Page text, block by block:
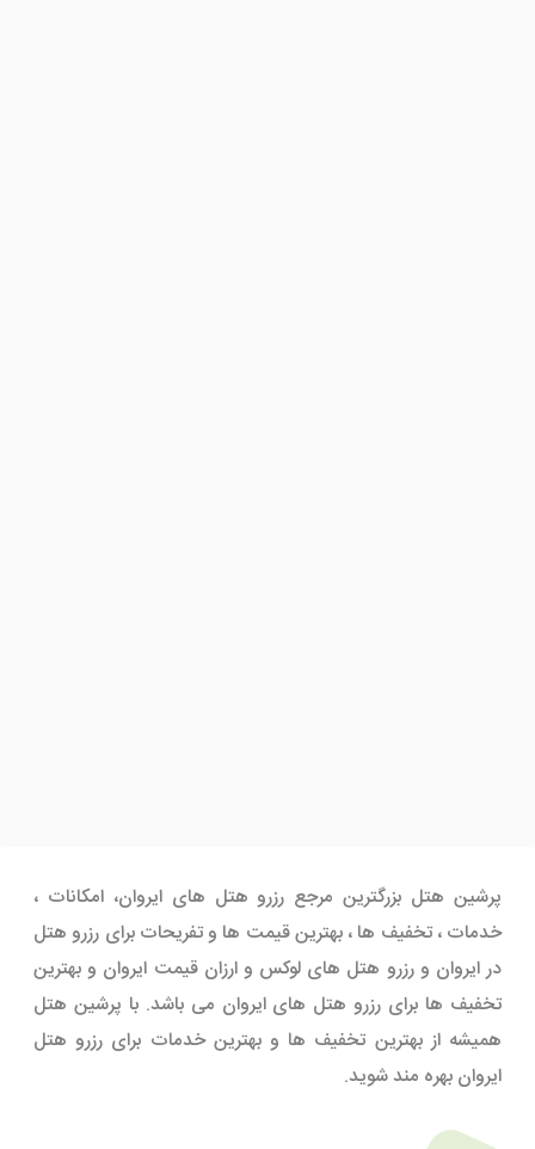
پرشین هتل بزرگترین مرجع رزرو هتل های ایروان، امکانات ،
خدمات ، تخفیف ها ، بهترین قیمت ها و تفریحات برای رزرو هتل
در ایروان و رزرو هتل های لوکس و ارزان قیمت ایروان و بهترین
تخفیف ها برای رزرو هتل های ایروان می باشد. با پرشین هتل
همیشه از بهترین تخفیف ها و بهترین خدمات برای رزرو هتل
ایروان بهره مند شوید.